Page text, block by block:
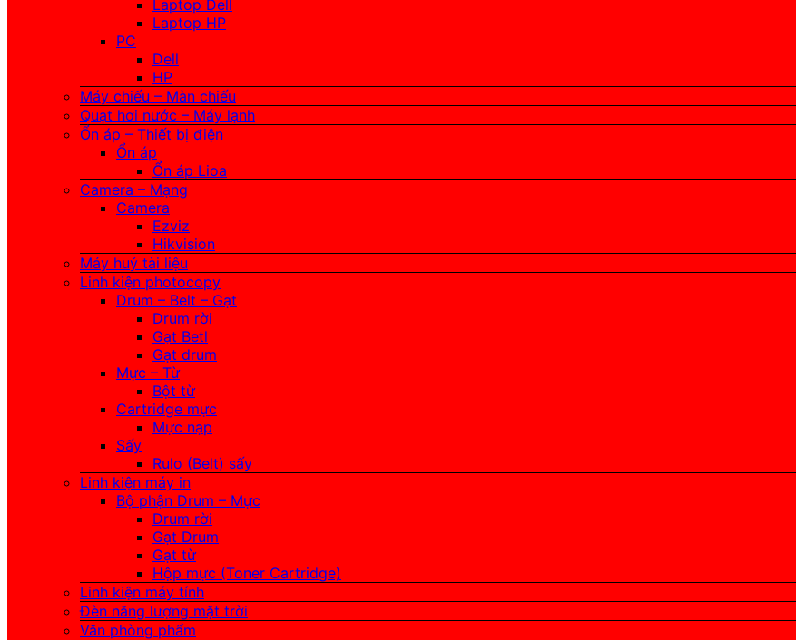
Laptop Dell
Laptop HP
PC
Dell
HP
Máy chiếu – Màn chiếu
Quạt hơi nước – Máy lạnh
Ổn áp – Thiết bị điện
Ổn áp
Ổn áp Lioa
Camera – Mạng
Camera
Ezviz
Hikvision
Máy huỷ tài liệu
Linh kiện photocopy
Drum – Belt – Gạt
Drum rời
Gạt Betl
Gạt drum
Mực – Từ
Bột từ
Cartridge mực
Mực nạp
Sấy
Rulo (Belt) sấy
Linh kiện máy in
Bộ phận Drum – Mực
Drum rời
Gạt Drum
Gạt từ
Hộp mực (Toner Cartridge)
Linh kiện máy tính
Đèn năng lượng mặt trời
Văn phòng phẩm